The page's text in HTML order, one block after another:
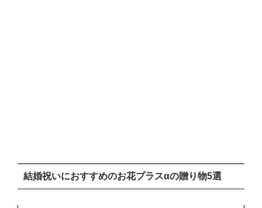
結婚祝いにおすすめのお花プラスαの贈り物5選